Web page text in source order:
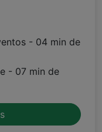
- 04 min de
- 07 min de